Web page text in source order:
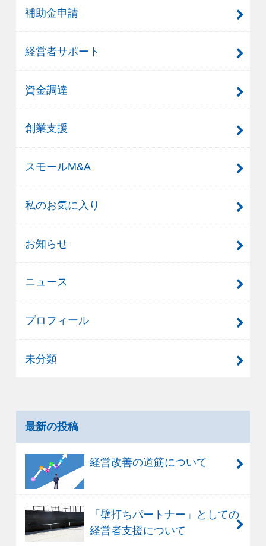
補助金申請
経営者サポート
資金調達
創業支援
スモールM&A
私のお気に入り
お知らせ
ニュース
プロフィール
未分類
最新の投稿
経営改善の道筋について
「壁打ちパートナー」としての
経営者支援について